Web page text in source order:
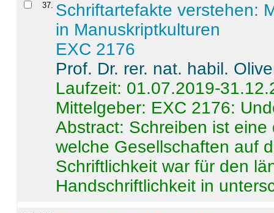
37. Schriftartefakte verstehen:
in Manuskriptkulturen
EXC 2176
Prof. Dr. rer. nat. habil.
Laufzeit: 01.07.2019-
Mittelgeber: EXC 2176:
Abstract: Schreiben ist
welche Gesellschaften auf
Schriftlichkeit war für den
Handschriftlichkeit in